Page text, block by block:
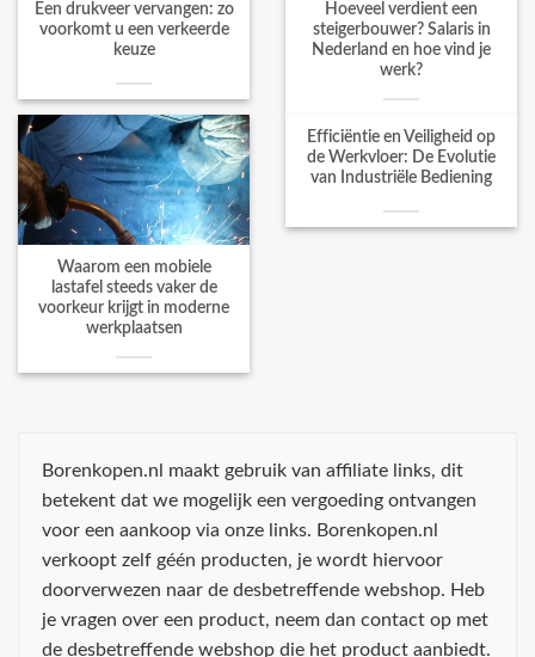
Een drukveer vervangen: zo
voorkomt u een verkeerde
keuze
Hoeveel verdient een
steigerbouwer? Salaris in
Nederland en hoe vind je
werk?
Waarom een mobiele
lastafel steeds vaker de
voorkeur krijgt in moderne
werkplaatsen
Efficiëntie en Veiligheid op
de Werkvloer: De Evolutie
van Industriële Bediening
Borenkopen.nl maakt gebruik van affiliate links, dit
betekent dat we mogelijk een vergoeding ontvangen
voor een aankoop via onze links. Borenkopen.nl
verkoopt zelf géén producten, je wordt hiervoor
doorverwezen naar de desbetreffende webshop. Heb
je vragen over een product, neem dan contact op met
de desbetreffende webshop die het product aanbiedt.